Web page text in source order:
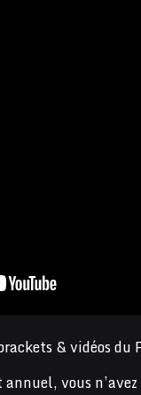
& vidéos du
vous n’avez